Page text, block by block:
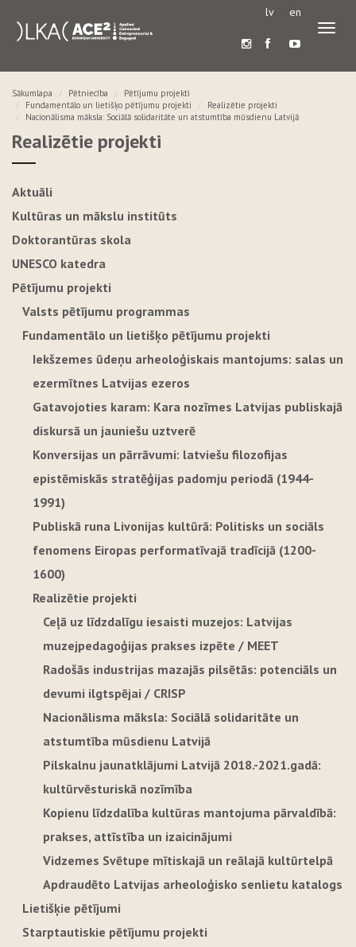
lv en
Sākumlapa Pētniecība
Pētījumu projekti
Fundamentālo un lietišķo pētījumu projekti
Realizētie projekti
Nacionālisma māksla: Sociālā solidaritāte un atstumtība mūsdienu Latvijā
Realizētie projekti
Aktuāli
Kultūras un mākslu institūts
Doktorantūras skola
UNESCO katedra
Pētījumu projekti
Valsts pētījumu programmas
Fundamentālo un lietišķo pētījumu projekti
Iekšzemes ūdeņu arheoloģiskais mantojums: salas un
ezermītnes Latvijas ezeros
Gatavojoties karam: Kara nozīmes Latvijas publiskajā
diskursā un jauniešu uztverē
Konversijas un pārrāvumi: latviešu filozofijas
epistēmiskās stratēģijas padomju periodā (1944-
1991)
Publiskā runa Livonijas kultūrā: Politisks un sociāls
fenomens Eiropas performatīvajā tradīcijā (1200-
1600)
Realizētie projekti
Ceļā uz līdzdalīgu iesaisti muzejos: Latvijas
muzejpedagoģijas prakses izpēte / MEET
Radošās industrijas mazajās pilsētās: potenciāls un
devumi ilgtspējai / CRISP
Nacionālisma māksla: Sociālā solidaritāte un
atstumtība mūsdienu Latvijā
Pilskalnu jaunatklājumi Latvijā 2018.-2021.gadā:
kultūrvēsturiskā nozīmība
Kopienu līdzdalība kultūras mantojuma pārvaldībā:
prakses, attīstība un izaicinājumi
Vidzemes Svētupe mītiskajā un reālajā kultūrtelpā
Apdraudēto Latvijas arheoloģisko senlietu katalogs
Lietišķie pētījumi
Starptautiskie pētījumu projekti